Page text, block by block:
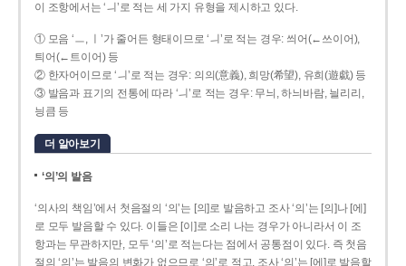
이 조항에서는 ‘ㅢ’로 적는 세 가지 유형을 제시하고 있다.
① 모음 ‘ㅡ, ㅣ’가 줄어든 형태이므로 ‘ㅢ’로 적는 경우: 씌어(←쓰이어),
틔어(←트이어) 등
② 한자어이므로 ‘ㅢ’로 적는 경우: 의의(意義), 희망(希望), 유희(遊戱) 등
③ 발음과 표기의 전통에 따라 ‘ㅢ’로 적는 경우: 무늬, 하늬바람, 늴리리,
닁큼 등
더 알아보기
‘의’의 발음
‘의사의 책임’에서 첫음절의 ‘의’는 [의]로 발음하고 조사 ‘의’는 [의]나 [에]
로 모두 발음할 수 있다. 이들은 [이]로 소리 나는 경우가 아니라서 이 조
항과는 무관하지만, 모두 ‘의’로 적는다는 점에서 공통점이 있다. 즉 첫음
절의 ‘의’는 발음의 변화가 없으므로 ‘의’로 적고, 조사 ‘의’는 [에]로 발음할